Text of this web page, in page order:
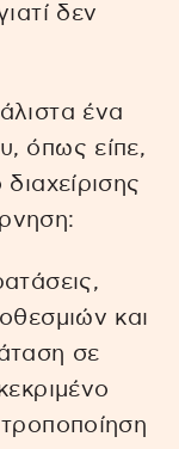
δεν
ένα
όπως είπε,
και
σε